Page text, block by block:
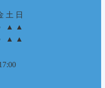
土 日
▲
▲
▲ ▲